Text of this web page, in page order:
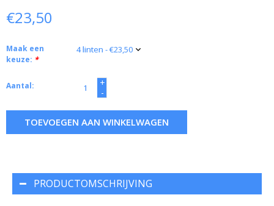
€23,50
Maak een
keuze: *
Aantal:
+
-
TOEVOEGEN AAN WINKELWAGEN
PRODUCTOMSCHRIJVING